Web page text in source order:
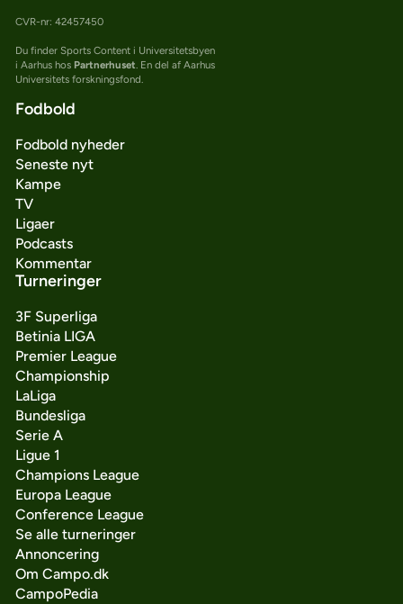
CVR-nr: 42457450
Du finder Sports Content i Universitetsbyen
i Aarhus hos Partnerhuset. En del af Aarhus
Universitets forskningsfond.
Fodbold
Fodbold nyheder
Seneste nyt
Kampe
TV
Ligaer
Podcasts
Kommentar
Turneringer
3F Superliga
Betinia LIGA
Premier League
Championship
LaLiga
Bundesliga
Serie A
Ligue 1
Champions League
Europa League
Conference League
Se alle turneringer
Annoncering
Om Campo.dk
CampoPedia